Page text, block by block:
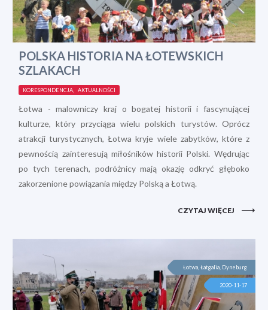
POLSKA HISTORIA NA ŁOTEWSKICH
SZLAKACH
KORESPONDENCJA, AKTUALNOŚCI
Łotwa - malowniczy kraj o bogatej historii i fascynującej
kulturze, który przyciąga wielu polskich turystów. Oprócz
atrakcji turystycznych, Łotwa kryje wiele zabytków, które z
pewnością zainteresują miłośników historii Polski. Wędrując
po tych terenach, podróżnicy mają okazję odkryć głęboko
zakorzenione powiązania między Polską a Łotwą.
CZYTAJ WIĘCEJ
Łotwa, Łatgalia, Dyneburg
2020-11-17